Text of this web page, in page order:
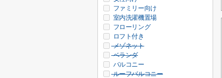
ファミリー向け
室内洗濯機置場
フローリング
ロフト付き
メゾネット
ベランダ
バルコニー
ルーフバルコニー